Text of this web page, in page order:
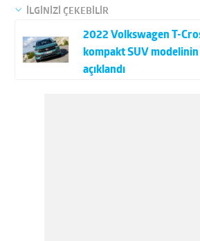
İLGİNİZİ ÇEKEBİLİR
2022 Volkswagen T-
kompakt SUV
açıklandı